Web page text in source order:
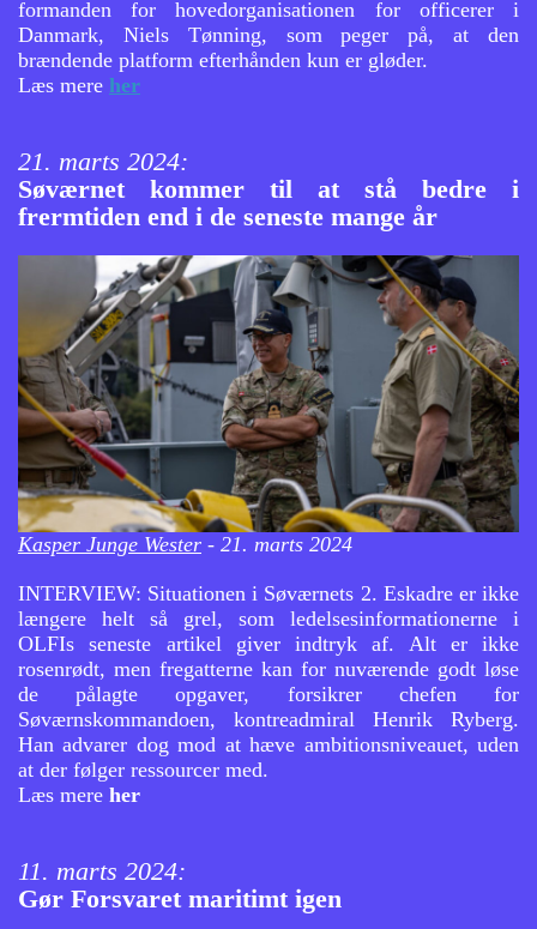
formanden for hovedorganisationen for officerer i
Danmark, Niels Tønning, som peger på, at den
brændende platform efterhånden kun er gløder.
Læs mere her
21. marts 2024:
Søværnet kommer til at stå bedre i
frermtiden end i de seneste mange år
Kasper Junge Wester - 21. marts 2024
INTERVIEW: Situationen i Søværnets 2. Eskadre er ikke
længere helt så grel, som ledelsesinformationerne i
OLFIs seneste artikel giver indtryk af. Alt er ikke
rosenrødt, men fregatterne kan for nuværende godt løse
de pålagte opgaver, forsikrer chefen for
Søværnskommandoen, kontreadmiral Henrik Ryberg.
Han advarer dog mod at hæve ambitionsniveauet, uden
at der følger ressourcer med.
Læs mere her
11. marts 2024:
Gør Forsvaret maritimt igen